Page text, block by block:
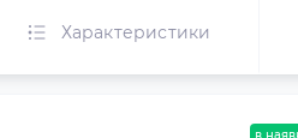
Характеристики